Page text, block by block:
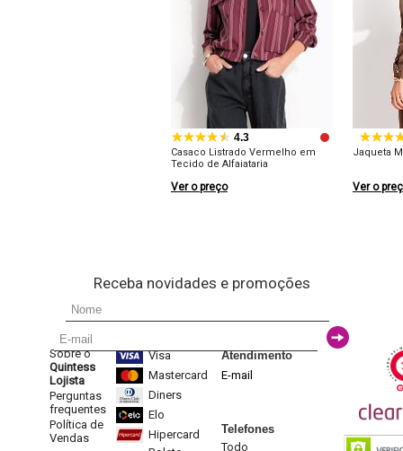
4.3
Casaco Listrado Vermelho em
Tecido de Alfaiataria
Ver o preço
Jaqueta
Ver o
Receba novidades e promoções
Sobre o
Quintess
Lojista
Perguntas
frequentes
Política de
Vendas
Visa
Mastercard
Diners
Elo
Hipercard
Atendimento
E-mail
Telefones
Todo